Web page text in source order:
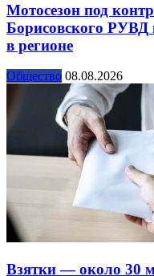
Мотосезон под
Борисовского РУВД
в регионе
Общество 08.08.2026
Взятки — около 30